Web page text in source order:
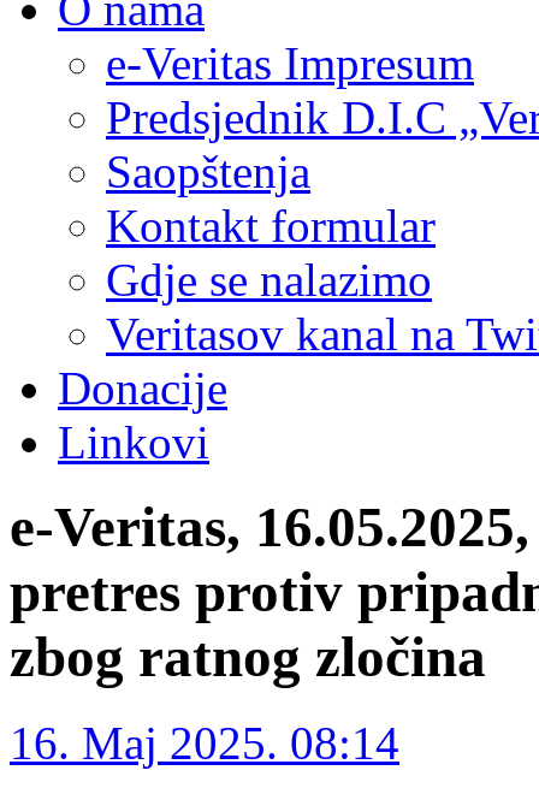
e-Veritas Impresum
Predsjednik D.I.C
Saopštenja
Kontakt formular
Gdje se nalazimo
Veritasov kanal na
Donacije
Linkovi
e-Veritas,
pretres protiv
zbog ratnog zločina
16. Maj 2025. 08:14